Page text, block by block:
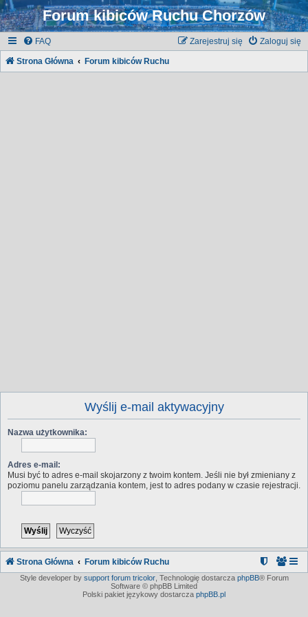
Forum kibiców Ruchu Chorzów
FAQ Zaloguj się
Zarejestruj się
Strona Główna Forum kibiców Ruchu
Wyślij e-mail aktywacyjny
Nazwa użytkownika:
Adres e-mail:
Musi być to adres e-mail skojarzony z twoim kontem. Jeśli nie był zmieniany z
poziomu panelu zarządzania kontem, jest to adres podany w czasie rejestracji.
Strona Główna Forum kibiców Ruchu
Style developer by support forum tricolor, Technologię dostarcza phpBB® Forum
Software © phpBB Limited
Polski pakiet językowy dostarcza phpBB.pl